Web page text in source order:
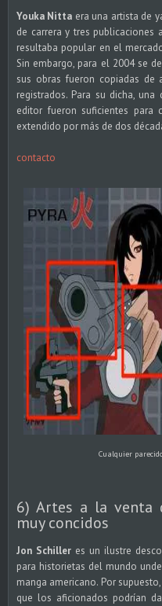
Youka Nitta era una artista de
de carrera y tres publicaciones
resultaba popular en el
Sin embargo, para el 2004 se
sus obras fueron copiadas de
registrados. Para su dicha,
editor fueron suficientes para
extendido por más de dos
contacto
Cualquier
6) Artes a la venta
muy concidos
Jon Schiller es un ilustre
para historietas del mundo
manga americano. Por
que los aficionados podrían